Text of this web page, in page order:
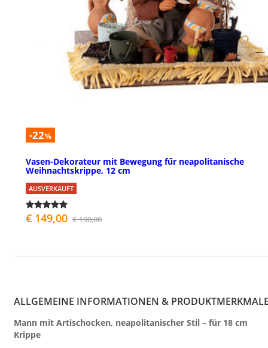
-22%
Vasen-Dekorateur mit Bewegung fűr neapolitanische
Weihnachtskrippe, 12 cm
AUSVERKAUFT
€ 149,00 € 190,00
ALLGEMEINE INFORMATIONEN &
Mann mit Artischocken, neapolitanischer Stil – für 18 cm
Krippe